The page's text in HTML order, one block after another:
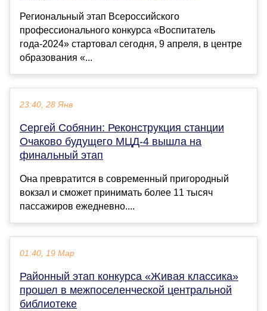
Региональный этап Всероссийского
профессионального конкурса «Воспитатель
года-2024» стартовал сегодня, 9 апреля, в центре
образования «...
23:40, 28 Янв
Сергей Собянин: Реконструкция станции
Очаково будущего МЦД-4 вышла на
финальный этап
Она превратится в современный пригородный
вокзал и сможет принимать более 11 тысяч
пассажиров ежедневно....
01:40, 19 Мар
Районный этап конкурса «Живая классика»
прошел в межпоселенческой центральной
библиотеке